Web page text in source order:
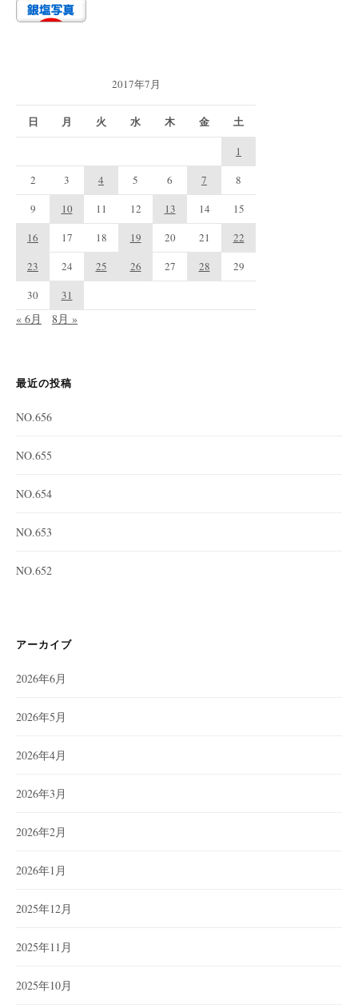
2017年7月
日 月 火 水 木 金 土
1
2
3 4 5 6 7
8
9
10 11 12 13 14
15
16
17 18 19 20 21
22
23
24 25 26 27 28
29
30
31
« 6月 8月 »
最近の投稿
NO.656
NO.655
NO.654
NO.653
NO.652
アーカイブ
2026年6月
2026年5月
2026年4月
2026年3月
2026年2月
2026年1月
2025年12月
2025年11月
2025年10月